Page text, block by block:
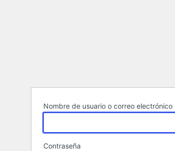
Nombre de usuario o correo electrónico
Contraseña